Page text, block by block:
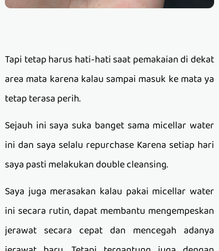
Tapi tetap harus hati-hati saat pemakaian di dekat
area mata karena kalau sampai masuk ke mata ya
tetap terasa perih.
Sejauh ini saya suka banget sama micellar water
ini dan saya selalu repurchase Karena setiap hari
saya pasti melakukan double cleansing.
Saya juga merasakan kalau pakai micellar water
ini secara rutin, dapat membantu mengempeskan
jerawat secara cepat dan mencegah adanya